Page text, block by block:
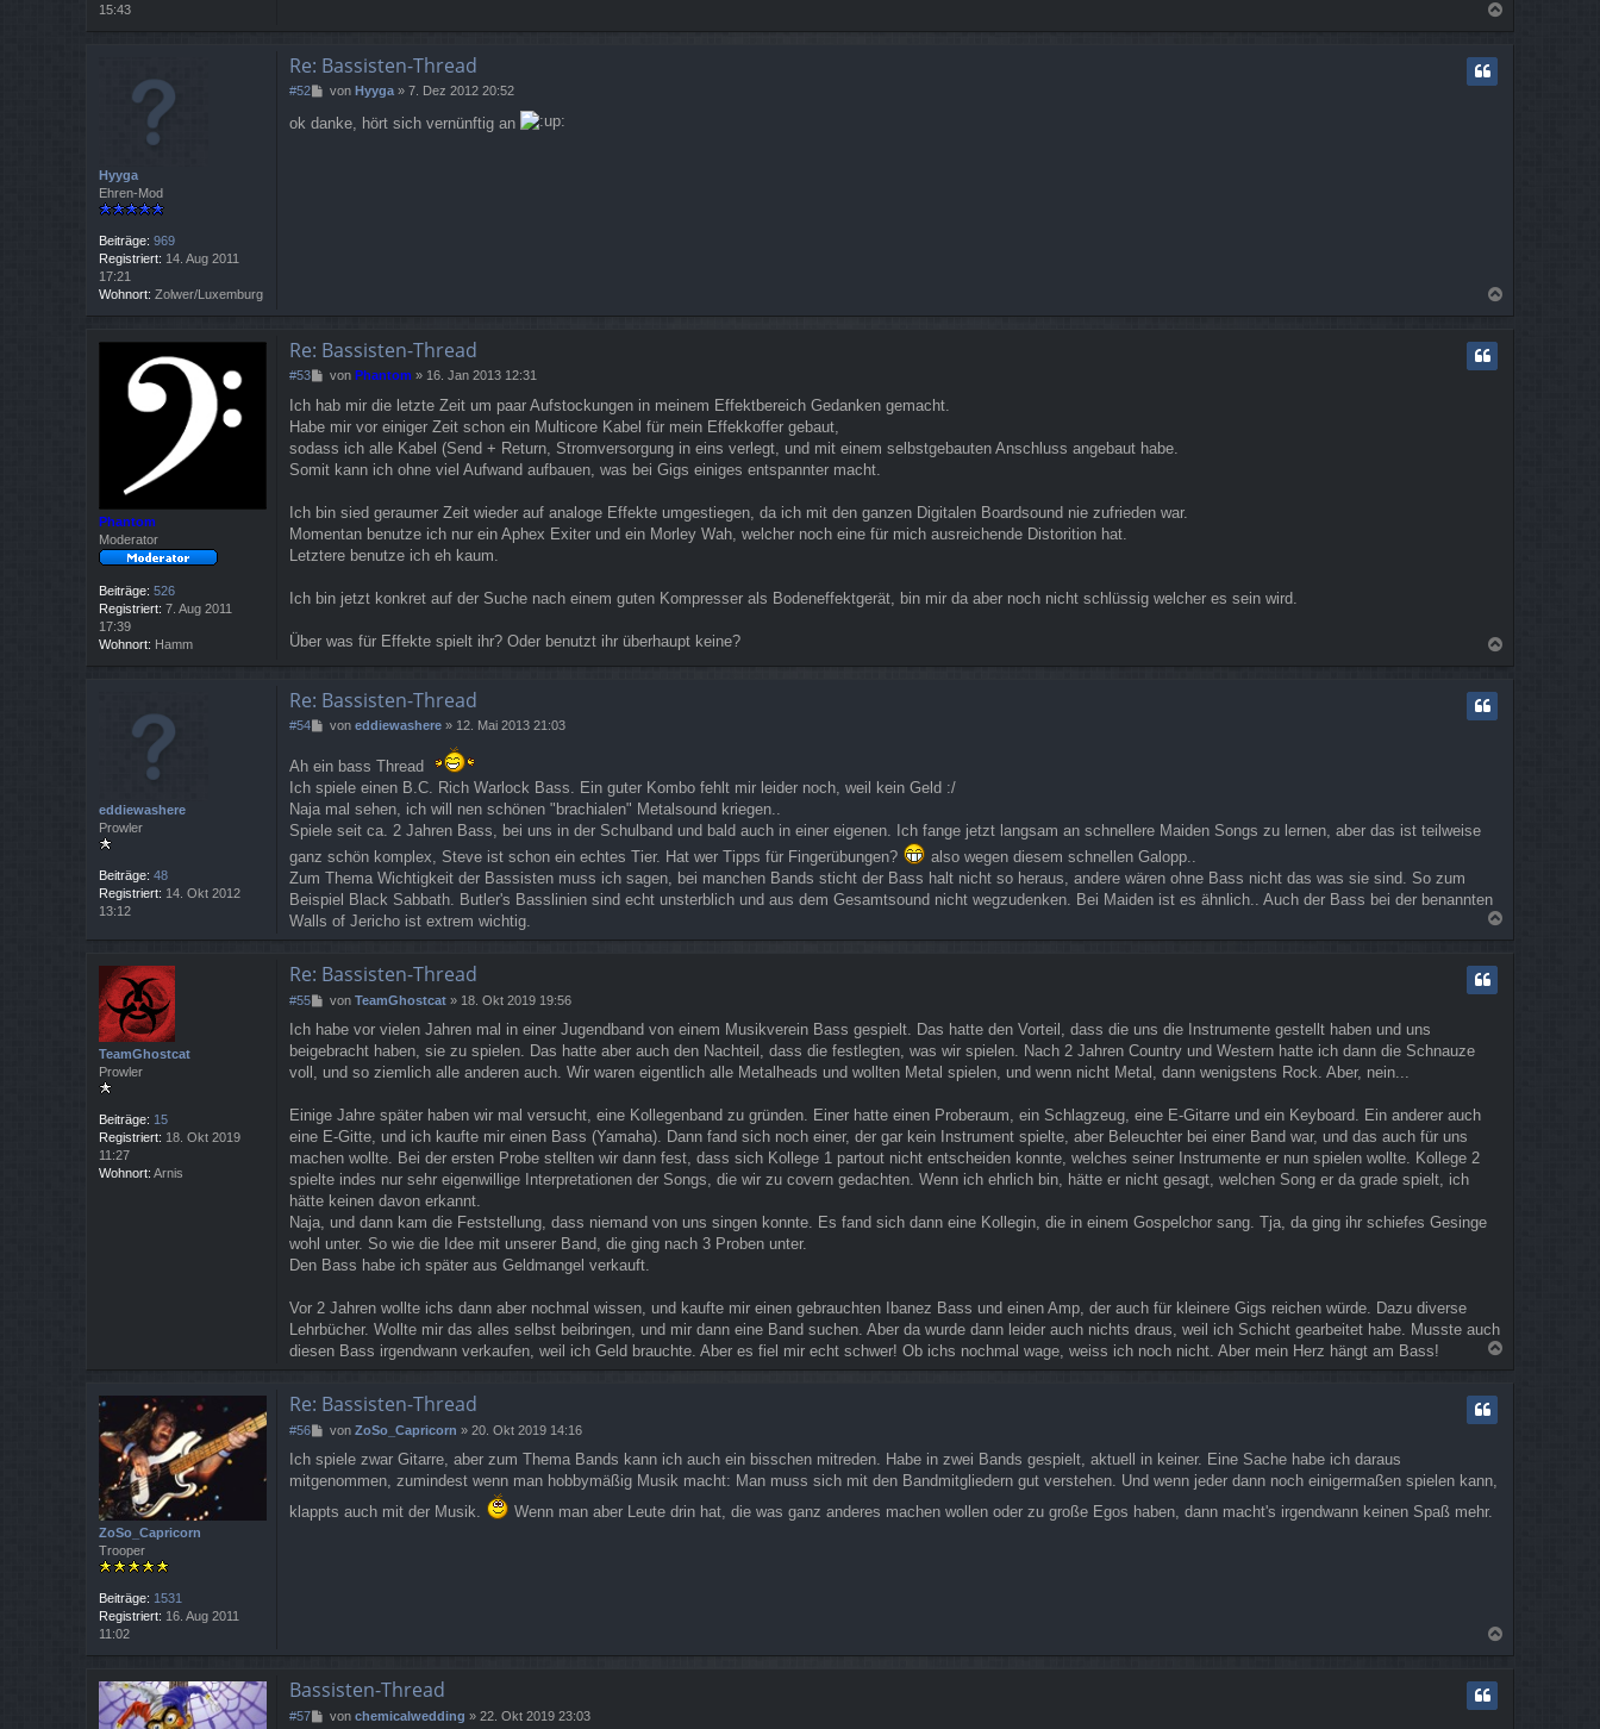
15:43
Hyyga
Ehren-Mod
Beiträge: 969
Registriert: 14. Aug 2011
17:21
Wohnort: Zolwer/Luxemburg
Re: Bassisten-Thread
#52
B
i
von Hyyga» 7. Dez 2012 20:52
ok danke, hört sich vernünftig an
a
Phantom
Moderator
Beiträge: 526
Registriert: 7. Aug 2011
17:39
Wohnort: Hamm
Re: Bassisten-Thread
#53
B
i
t
r
a
von Phantom » 16. Jan 2013 12:31
Ich hab mir die letzte Zeit um paar Aufstockungen in meinem Effektbereich Gedanken gemacht.
Habe mir vor einiger Zeit schon ein Multicore Kabel für mein Effekkoffer gebaut,
sodass ich alle Kabel (Send + Return, Stromversorgung in eins verlegt, und mit einem selbstgebauten Anschluss angebaut habe.
Somit kann ich ohne viel Aufwand aufbauen, was bei Gigs einiges entspannter macht.
Ich bin sied geraumer Zeit wieder auf analoge Effekte umgestiegen, da ich mit den ganzen Digitalen Boardsound nie zufrieden war.
Momentan benutze ich nur ein Aphex Exiter und ein Morley Wah, welcher noch eine für mich ausreichende Distorition hat.
Letztere benutze ich eh kaum.
Ich bin jetzt konkret auf der Suche nach einem guten Kompresser als Bodeneffektgerät, bin mir da aber noch nicht schlüssig welcher es sein wird.
Über was für Effekte spielt ihr? Oder benutzt ihr überhaupt keine?
eddiewashere
Prowler
Beiträge: 48
Registriert: 14. Okt 2012
13:12
Re: Bassisten-Thread
#54
B
i
r
a
g
von eddiewashere» 12. Mai 2013 21:03
Ah ein bass Thread
Ich spiele einen B.C. Rich Warlock Bass. Ein guter Kombo fehlt mir leider noch, weil kein Geld :/
Naja mal sehen, ich will nen schönen "brachialen" Metalsound kriegen..
Spiele seit ca. 2 Jahren Bass, bei uns in der Schulband und bald auch in einer eigenen. Ich fange jetzt langsam an schnellere Maiden Songs zu lernen, aber das ist teilweise
ganz schön komplex, Steve ist schon ein echtes Tier. Hat wer Tipps für Fingerübungen?
also wegen diesem schnellen Galopp..
Zum Thema Wichtigkeit der Bassisten muss ich sagen, bei manchen Bands sticht der Bass halt nicht so heraus, andere wären ohne Bass nicht das was sie sind. So zum
Beispiel Black Sabbath. Butler's Basslinien sind echt unsterblich und aus dem Gesamtsound nicht wegzudenken. Bei Maiden ist es ähnlich.. Auch der Bass bei der benannten
Walls of Jericho ist extrem wichtig.
a
TeamGhostcat
Prowler
Beiträge: 15
Registriert: 18. Okt 2019
11:27
Wohnort: Arnis
Re: Bassisten-Thread
#55
B
i
t
r
von TeamGhostcat» 18. Okt 2019 19:56
Ich habe vor vielen Jahren mal in einer Jugendband von einem Musikverein Bass gespielt. Das hatte den Vorteil, dass die uns die Instrumente gestellt haben und uns
beigebracht haben, sie zu spielen. Das hatte aber auch den Nachteil, dass die festlegten, was wir spielen. Nach 2 Jahren Country und Western hatte ich dann die Schnauze
voll, und so ziemlich alle anderen auch. Wir waren eigentlich alle Metalheads und wollten Metal spielen, und wenn nicht Metal, dann wenigstens Rock. Aber, nein...
Einige Jahre später haben wir mal versucht, eine Kollegenband zu gründen. Einer hatte einen Proberaum, ein Schlagzeug, eine E-Gitarre und ein Keyboard. Ein anderer auch
eine E-Gitte, und ich kaufte mir einen Bass (Yamaha). Dann fand sich noch einer, der gar kein Instrument spielte, aber Beleuchter bei einer Band war, und das auch für uns
machen wollte. Bei der ersten Probe stellten wir dann fest, dass sich Kollege 1 partout nicht entscheiden konnte, welches seiner Instrumente er nun spielen wollte. Kollege 2
spielte indes nur sehr eigenwillige Interpretationen der Songs, die wir zu covern gedachten. Wenn ich ehrlich bin, hätte er nicht gesagt, welchen Song er da grade spielt, ich
hätte keinen davon erkannt.
Naja, und dann kam die Feststellung, dass niemand von uns singen konnte. Es fand sich dann eine Kollegin, die in einem Gospelchor sang. Tja, da ging ihr schiefes Gesinge
wohl unter. So wie die Idee mit unserer Band, die ging nach 3 Proben unter.
Den Bass habe ich später aus Geldmangel verkauft.
Vor 2 Jahren wollte ichs dann aber nochmal wissen, und kaufte mir einen gebrauchten Ibanez Bass und einen Amp, der auch für kleinere Gigs reichen würde. Dazu diverse
Lehrbücher. Wollte mir das alles selbst beibringen, und mir dann eine Band suchen. Aber da wurde dann leider auch nichts draus, weil ich Schicht gearbeitet habe. Musste auch
diesen Bass irgendwann verkaufen, weil ich Geld brauchte. Aber es fiel mir echt schwer! Ob ichs nochmal wage, weiss ich noch nicht. Aber mein Herz hängt am Bass!
ZoSo_Capricorn
Trooper
Beiträge: 1531
Registriert: 16. Aug 2011
11:02
Re: Bassisten-Thread
#56
B
i
t
a
von ZoSo_Capricorn » 20. Okt 2019 14:16
Ich spiele zwar Gitarre, aber zum Thema Bands kann ich auch ein bisschen mitreden. Habe in zwei Bands gespielt, aktuell in keiner. Eine Sache habe ich daraus
mitgenommen, zumindest wenn man hobbymäßig Musik macht: Man muss sich mit den Bandmitgliedern gut verstehen. Und wenn jeder dann noch einigermaßen spielen kann,
klappts auch mit der Musik.
Wenn man aber Leute drin hat, die was ganz anderes machen wollen oder zu große Egos haben, dann macht's irgendwann keinen Spaß mehr.
a
Bassisten-Thread
#57
Bvon chemicalwedding » 22. Okt 2019 23:03